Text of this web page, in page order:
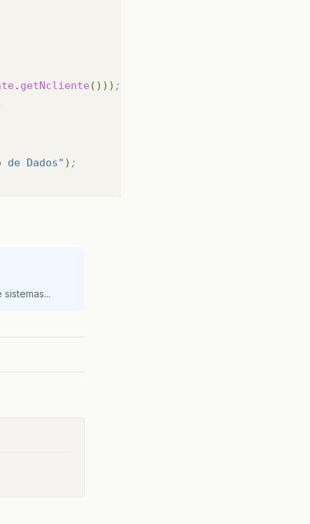
. getNcliente ())) ;
de Dados" ) ;